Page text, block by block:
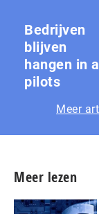
Bedrijven
blijven
hangen in
pilots
Meer
Meer lezen